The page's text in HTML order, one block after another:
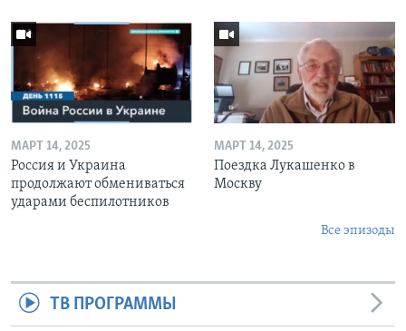
МАРТ 14, 2025
Россия и Украина
продолжают обмениваться
ударами беспилотников
МАРТ 14, 2025
Поездка Лукашенко в
Москву
Все эпизоды
ТВ ПРОГРАММЫ